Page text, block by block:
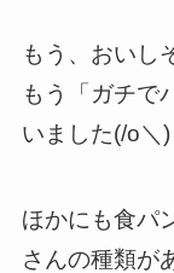
もう、おいし
もう「ガチで
いました(/o＼)
ほかにも食パ
さんの種類が